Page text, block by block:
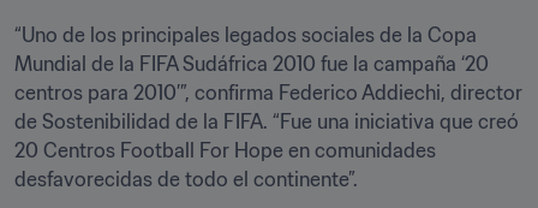
“Uno de los principales legados sociales de la Copa
Mundial de la FIFA Sudáfrica 2010 fue la campaña ‘20
centros para 2010’”, confirma Federico Addiechi, director
de Sostenibilidad de la FIFA. “Fue una iniciativa que creó
20 Centros Football For Hope en comunidades
desfavorecidas de todo el continente”.